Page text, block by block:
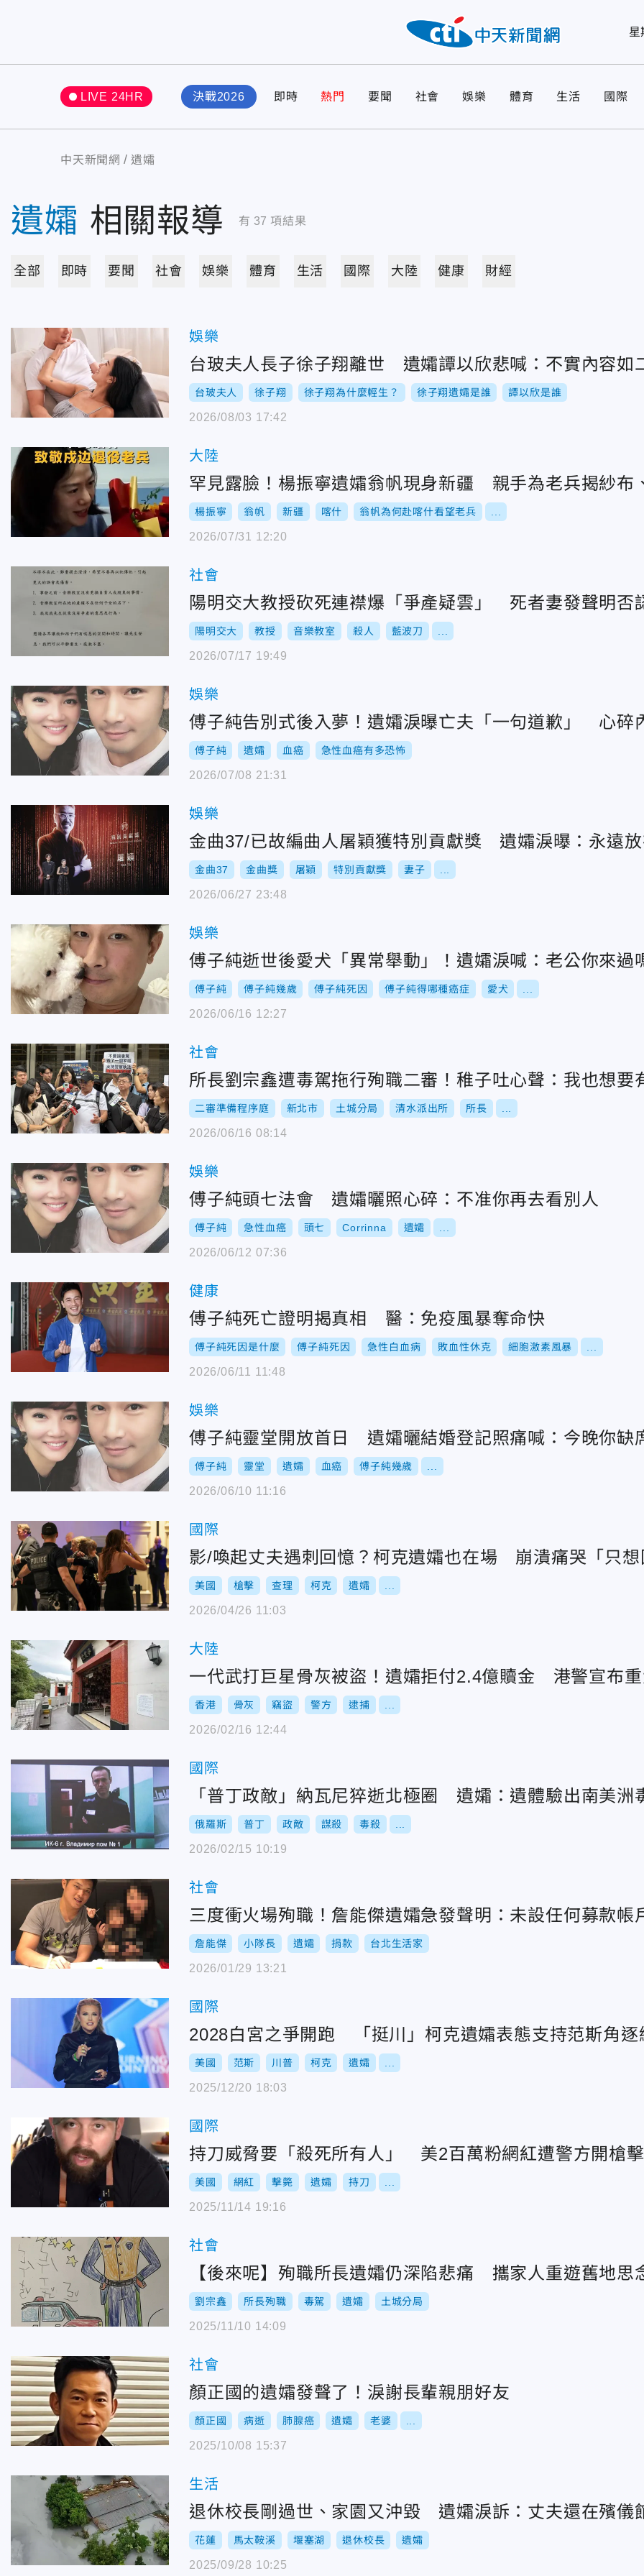
星
LIVE 24HR 決戰2026 即時 熱門 要聞 社會 娛樂 體育 生活 國際
中天新聞網 遺孀
遺孀 相關報導 有 37 項結果
全部 即時 要聞 社會 娛樂 體育 生活 國際 大陸 健康 財經
娛樂
台玻夫人長子徐子翔離世 遺孀譚以欣悲喊：不實內容如
台玻夫人 徐子翔 徐子翔為什麼輕生？ 徐子翔遺孀是誰 譚以欣是誰
2026/08/03 17:42
大陸
罕見露臉！楊振寧遺孀翁帆現身新疆 親手為老兵揭紗布
楊振寧 翁帆 新疆 喀什 翁帆為何赴喀什看望老兵
2026/07/31 12:20
社會
陽明交大教授砍死連襟爆「爭產疑雲」 死者妻發聲明否
陽明交大 教授 音樂教室 殺人 藍波刀
2026/07/17 19:49
娛樂
傅子純告別式後入夢！遺孀淚曝亡夫「一句道歉」 心碎
傅子純 遺孀 血癌 急性血癌有多恐怖
2026/07/08 21:31
娛樂
金曲37/已故編曲人屠穎獲特別貢獻獎 遺孀淚曝：永遠
金曲37 金曲獎 屠穎 特別貢獻獎 妻子
2026/06/27 23:48
娛樂
傅子純逝世後愛犬「異常舉動」！遺孀淚喊：老公你來過
傅子純 傅子純幾歲 傅子純死因 傅子純得哪種癌症 愛犬
2026/06/16 12:27
社會
所長劉宗鑫遭毒駕拖行殉職二審！稚子吐心聲：我也想要
二審準備程序庭 新北市 土城分局 清水派出所 所長
2026/06/16 08:14
娛樂
傅子純頭七法會 遺孀曬照心碎：不准你再去看別人
傅子純 急性血癌 頭七 Corrinna 遺孀
2026/06/12 07:36
健康
傅子純死亡證明揭真相 醫：免疫風暴奪命快
傅子純死因是什麼 傅子純死因 急性白血病 敗血性休克 細胞激素風暴
2026/06/11 11:48
娛樂
傅子純靈堂開放首日 遺孀曬結婚登記照痛喊：今晚你缺
傅子純 靈堂 遺孀 血癌 傅子純幾歲
2026/06/10 11:16
國際
影/喚起丈夫遇刺回憶？柯克遺孀也在場 崩潰痛哭「只想
美國 槍擊 查理 柯克 遺孀
2026/04/26 11:03
大陸
一代武打巨星骨灰被盜！遺孀拒付2.4億贖金 港警宣布
香港 骨灰 竊盜 警方 逮捕
2026/02/16 12:44
國際
「普丁政敵」納瓦尼猝逝北極圈 遺孀：遺體驗出南美洲
俄羅斯 普丁 政敵 謀殺 毒殺
2026/02/15 10:19
社會
三度衝火場殉職！詹能傑遺孀急發聲明：未設任何募款帳
詹能傑 小隊長 遺孀 捐款 台北生活家
2026/01/29 13:21
國際
2028白宮之爭開跑 「挺川」柯克遺孀表態支持范斯角逐
美國 范斯 川普 柯克 遺孀
2025/12/20 18:03
國際
持刀威脅要「殺死所有人」 美2百萬粉網紅遭警方開槍
美國 網紅 擊斃 遺孀 持刀
2025/11/14 19:16
社會
【後來呢】殉職所長遺孀仍深陷悲痛 攜家人重遊舊地思
劉宗鑫 所長殉職 毒駕 遺孀 土城分局
2025/11/10 14:09
社會
顏正國的遺孀發聲了！淚謝長輩親朋好友
顏正國 病逝 肺腺癌 遺孀 老婆
2025/10/08 15:37
生活
退休校長剛過世、家園又沖毀 遺孀淚訴：丈夫還在殯儀
花蓮 馬太鞍溪 堰塞湖 退休校長 遺孀
2025/09/28 10:25